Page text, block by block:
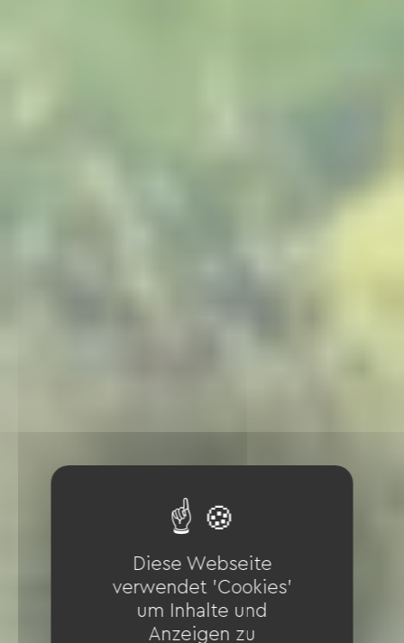
Diese Webseite
verwendet 'Cookies'
um Inhalte und
Anzeigen zu